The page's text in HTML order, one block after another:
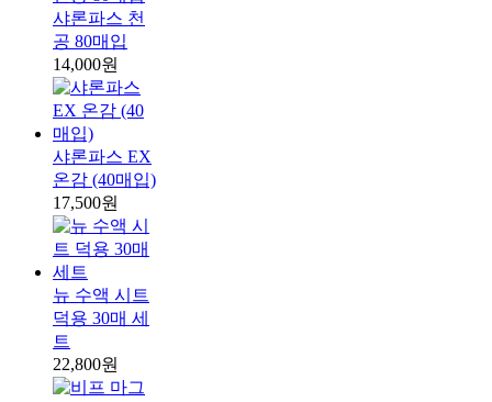
샤론파스 천
공 80매입
14,000원
샤론파스 EX
온감 (40매입)
17,500원
뉴 수액 시트
덕용 30매 세
트
22,800원